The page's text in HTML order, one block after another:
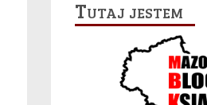
Tutaj jestem